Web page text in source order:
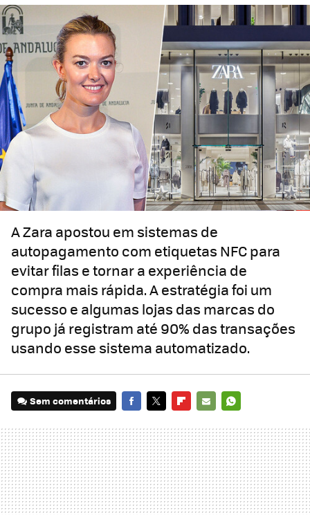
A Zara apostou em sistemas de
autopagamento com etiquetas NFC para
evitar filas e tornar a experiência de
compra mais rápida. A estratégia foi um
sucesso e algumas lojas das marcas do
grupo já registram até 90% das transações
usando esse sistema automatizado.
Sem comentários
MAIL